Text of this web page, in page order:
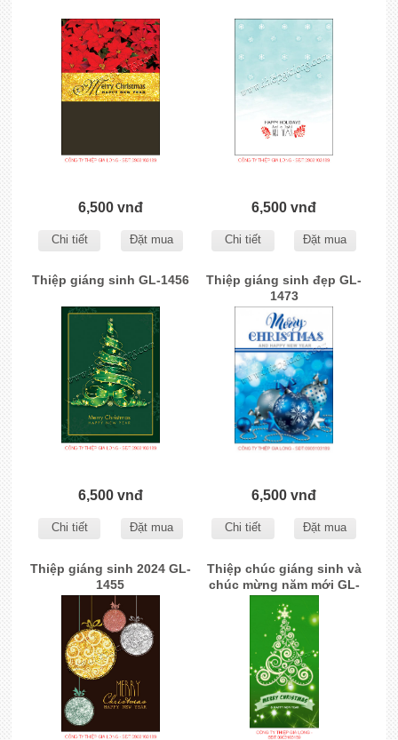
6,500 vnđ
Chi tiết Đặt mua
6,500 vnđ
Chi tiết Đặt mua
Thiệp giáng sinh GL-1456
6,500 vnđ
Chi tiết Đặt mua
Thiệp giáng sinh đẹp GL-
1473
6,500 vnđ
Chi tiết Đặt mua
Thiệp giáng sinh 2024 GL-
1455
Thiệp chúc giáng sinh và
chúc mừng năm mới GL-
1551